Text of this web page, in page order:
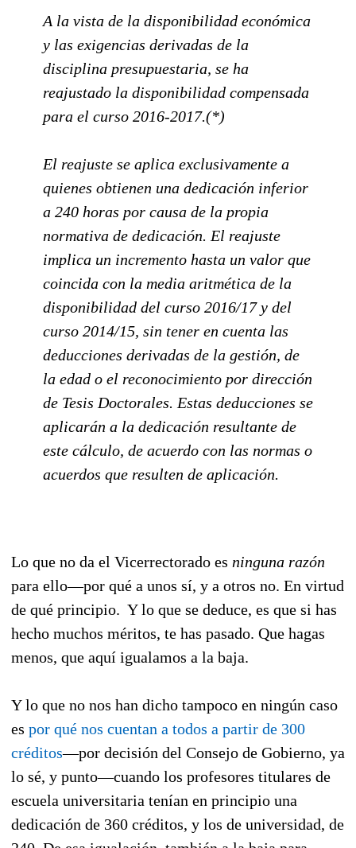
A la vista de la disponibilidad económica
y las exigencias derivadas de la
disciplina presupuestaria, se ha
reajustado la disponibilidad compensada
para el curso 2016-2017.(*)
El reajuste se aplica exclusivamente a
quienes obtienen una dedicación inferior
a 240 horas por causa de la propia
normativa de dedicación. El reajuste
implica un incremento hasta un valor que
coincida con la media aritmética de la
disponibilidad del curso 2016/17 y del
curso 2014/15, sin tener en cuenta las
deducciones derivadas de la gestión, de
la edad o el reconocimiento por dirección
de Tesis Doctorales. Estas deducciones se
aplicarán a la dedicación resultante de
este cálculo, de acuerdo con las normas o
acuerdos que resulten de aplicación.
Lo que no da el Vicerrectorado es ninguna razón
para ello—por qué a unos sí, y a otros no. En virtud
de qué principio. Y lo que se deduce, es que si has
hecho muchos méritos, te has pasado. Que hagas
menos, que aquí igualamos a la baja.
Y lo que no nos han dicho tampoco en ningún caso
es por qué nos cuentan a todos a partir de 300
créditos—por decisión del Consejo de Gobierno, ya
lo sé, y punto—cuando los profesores titulares de
escuela universitaria tenían en principio una
dedicación de 360 créditos, y los de universidad, de